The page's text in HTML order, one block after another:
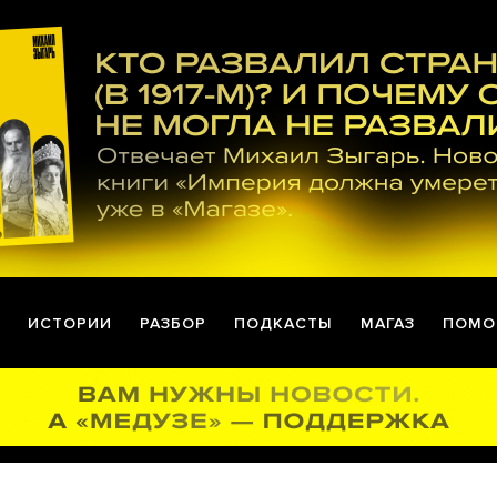
ИСТОРИИ РАЗБОР ПОДКАСТЫ МАГАЗ